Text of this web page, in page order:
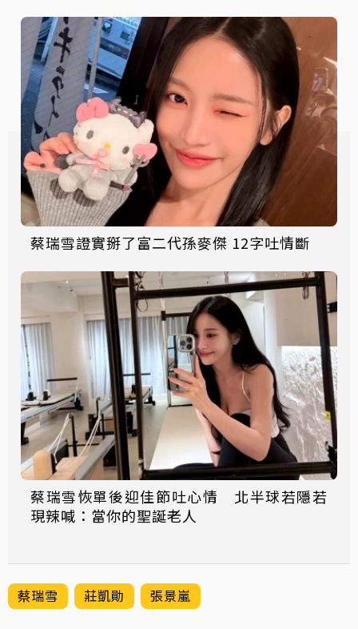
蔡瑞雪證實掰了富二代孫麥傑 12字吐情斷
蔡瑞雪恢單後迎佳節吐心情 北半球若隱若
現辣喊：當你的聖誕老人
蔡瑞雪 莊凱勛 張景嵐